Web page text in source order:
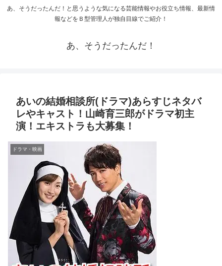
あ、そうだったんだ！と思うような気になる芸能情報やお役立ち情報、最新情
報などをＢ型管理人が独自目線でご紹介！
あ、そうだったんだ！
あいの結婚相談所(ドラマ)あらすじネタバ
レやキャスト！山崎育三郎がドラマ初主
演！エキストラも大募集！
ドラマ・映画